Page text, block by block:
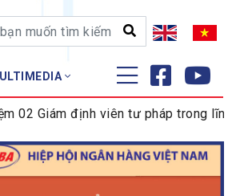
huấn
định viên tư pháp trong lĩnh vực tiền tệ